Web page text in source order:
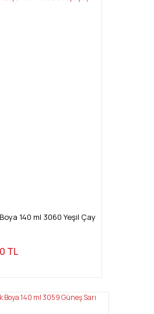
140 ml 3060 Yeşil Çay
TL